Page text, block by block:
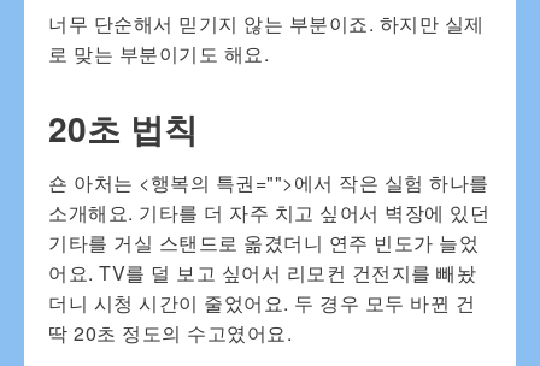
너무 단순해서 믿기지 않는 부분이죠. 하지만 실제
로 맞는 부분이기도 해요.
20초 법칙
숀 아처는 <행복의 특권="">에서 작은 실험 하나를
소개해요. 기타를 더 자주 치고 싶어서 벽장에 있던
기타를 거실 스탠드로 옮겼더니 연주 빈도가 늘었
어요. TV를 덜 보고 싶어서 리모컨 건전지를 빼놨
더니 시청 시간이 줄었어요. 두 경우 모두 바뀐 건
딱 20초 정도의 수고였어요.